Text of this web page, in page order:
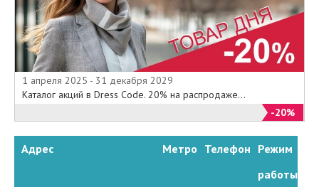
1 апреля 2025 - 31 декабря 2029
Каталог акций в Dress Code. 20% на распродаже...
-20%
Адрес Метро Телефон Режим
работы